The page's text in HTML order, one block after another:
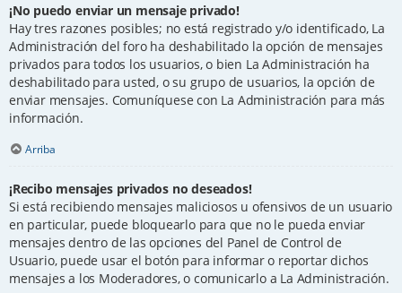
¡No puedo enviar un mensaje privado!
Hay tres razones posibles; no está registrado y/o identificado, La
Administración del foro ha deshabilitado la opción de mensajes
privados para todos los usuarios, o bien La Administración ha
deshabilitado para usted, o su grupo de usuarios, la opción de
enviar mensajes. Comuníquese con La Administración para más
información.
Arriba
¡Recibo mensajes privados no deseados!
Si está recibiendo mensajes maliciosos u ofensivos de un usuario
en particular, puede bloquearlo para que no le pueda enviar
mensajes dentro de las opciones del Panel de Control de
Usuario, puede usar el botón para informar o reportar dichos
mensajes a los Moderadores, o comunicarlo a La Administración.